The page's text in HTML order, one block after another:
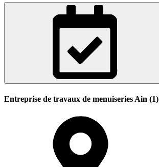
Entreprise de travaux de menuiseries Ain (1)